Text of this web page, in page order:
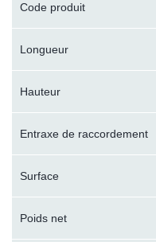
Code produit
Longueur
Hauteur
Entraxe de raccordement
Surface
Poids net